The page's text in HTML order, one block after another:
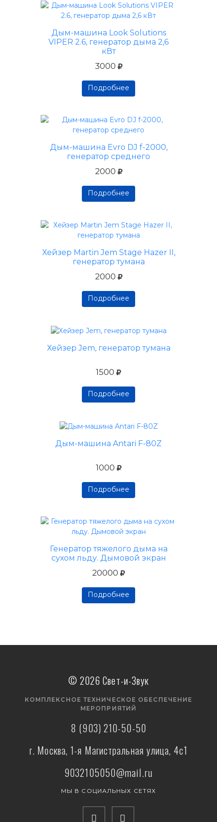
Подробнее
Дым-машина Look Solutions
VIPER 2.6, генератор дыма 2,6
кВт
3000
Подробнее
Подробнее
Подробнее
Дым-машина Evro DJ f-2000,
генератор среднего
2000
Подробнее
Подробнее
Подробнее
Хейзер Martin Jem Stage Hazer II,
генератор тумана
2000
Подробнее
Подробнее
Подробнее
Хейзер Jem, генератор тумана
1500
Подробнее
Подробнее
Подробнее
Дым-машина Antari F-80Z
1000
Подробнее
Подробнее
Подробнее
Генератор тяжелого дыма на
сухом льду. Дымовой экран
20000
Подробнее
Подробнее
© 2026 Свет-и-Звук
КОМПЛЕКСНОЕ ТЕХНИЧЕСКОЕ ОБЕСПЕЧЕНИЕ
МЕРОПРИЯТИЙ
8 (903) 210-50-50
г. Москва, 1-я Магистральная улица, 4с1
9032105050@mail.ru
МЫ В СОЦИАЛЬНЫХ СЕТЯХ